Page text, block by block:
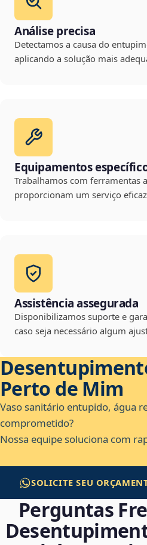
Análise precisa
Detectamos a causa do
aplicando a solução mais
Equipamentos
Trabalhamos com ferramentas
proporcionam um serviço
Assistência assegurada
Disponibilizamos suporte e
caso seja necessário algum
Perto de Mim
Vaso sanitário entupido, água
comprometido?
Nossa equipe soluciona com
SOLICITE SEU
Perguntas